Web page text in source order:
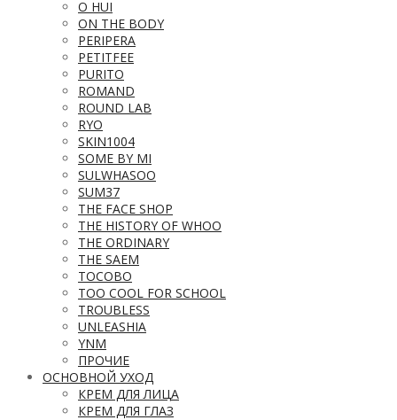
O HUI
ON THE BODY
PERIPERA
PETITFEE
PURITO
ROMAND
ROUND LAB
RYO
SKIN1004
SOME BY MI
SULWHASOO
SUM37
THE FACE SHOP
THE HISTORY OF WHOO
THE ORDINARY
THE SAEM
TOCOBO
TOO COOL FOR SCHOOL
TROUBLESS
UNLEASHIA
YNM
ПРОЧИЕ
ОСНОВНОЙ УХОД
КРЕМ ДЛЯ ЛИЦА
КРЕМ ДЛЯ ГЛАЗ